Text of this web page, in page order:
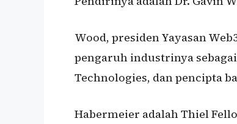
Wood, presiden Yayasan
pengaruh industrinya
Technologies, dan pencipta
Habermeier adalah Thiel